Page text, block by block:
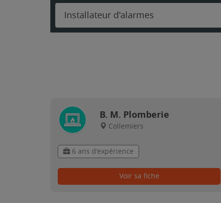
Installateur d'alarmes
B. M. Plomberie
Collemiers
6 ans d'expérience
Voir sa fiche